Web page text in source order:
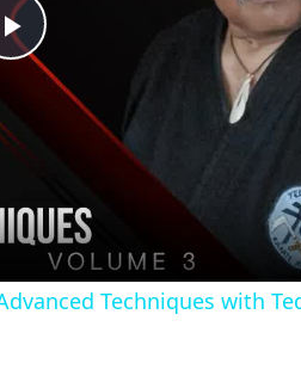
P
l
a
y
Techniques with